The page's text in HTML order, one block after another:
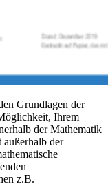
Grundlagen der
Ihrem
der Mathematik
außerhalb der
z.B.